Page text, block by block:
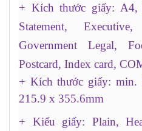
+ Kích thước giấy: A4,
Statement,
Government Legal,
Postcard, Index card,
+ Kích thước giấy: min.
215.9 x 355.6mm
+ Kiểu giấy: Plain,